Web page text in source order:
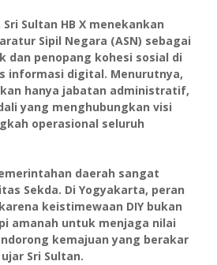
Sultan HB X menekankan
Sipil Negara (ASN) sebagai
dan penopang kohesi sosial di
informasi digital. Menurutnya,
hanya jabatan administratif,
yang menghubungkan visi
operasional seluruh
daerah sangat
Sekda. Di Yogyakarta, peran
keistimewaan DIY bukan
amanah untuk menjaga nilai
kemajuan yang berakar
Sri Sultan.